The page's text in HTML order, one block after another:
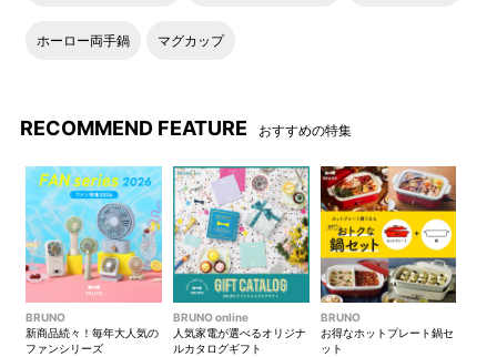
USBケーブル
ホーロー両手鍋 マグカップ
RECOMMEND FEATURE おすすめの特集
BRUNO
新商品続々！毎年大人気の
ファンシリーズ
BRUNO online
人気家電が選べるオリジナ
ルカタログギフト
BRUNO
お得なホットプレート鍋セ
ット